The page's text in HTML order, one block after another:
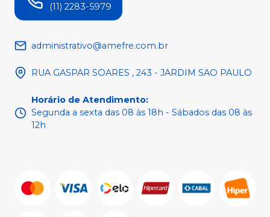
(11) 2283-5979
administrativo@amefre.com.br
RUA GASPAR SOARES , 243 - JARDIM SAO PAULO
Horário de Atendimento:
Segunda a sexta das 08 às 18h - Sábados das 08 às
12h